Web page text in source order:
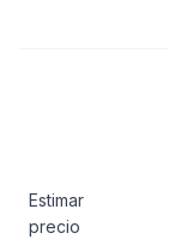
Estimar
precio